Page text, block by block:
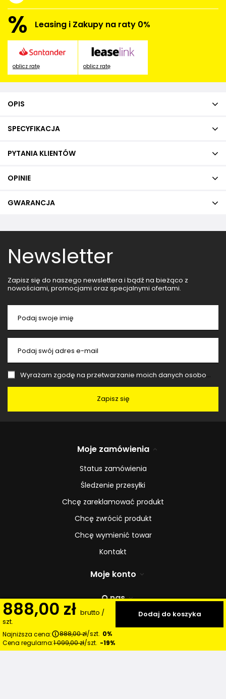
888,00 zł brutto /
szt.
Najniższa cena: 888,00 zł/szt. 0%
Cena regularna:1 099,00 zł/szt. -19%
Dodaj do koszyka
% Leasing i Zakupy na raty 0%
oblicz ratę oblicz ratę
OPIS
SPECYFIKACJA
PYTANIA KLIENTÓW
OPINIE
GWARANCJA
Newsletter
Zapisz się do naszego newslettera i bądź na bieżąco z
nowościami, promocjami oraz specjalnymi ofertami.
Podaj swoje imię
Podaj swój adres e-mail
Wyrażam zgodę na przetwarzanie moich danych osobowych (adres e-mail) na potrzeby wysyłki newslettera z informacją handlową (marketing). Więcej w
Zapisz się
Moje zamówienia
Status zamówienia
Śledzenie przesyłki
Chcę zareklamować produkt
Chcę zwrócić produkt
Chcę wymienić towar
Kontakt
Moje konto
O nas